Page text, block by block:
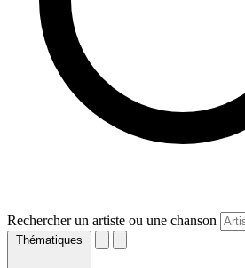
Rechercher un artiste ou une chanson
Thématiques